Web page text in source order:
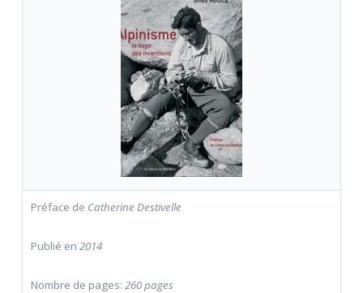
Préface de Catherine Destivelle
Publié en 2014
Nombre de pages: 260 pages